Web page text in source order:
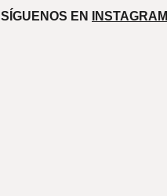
SÍGUENOS EN INSTAGRAM